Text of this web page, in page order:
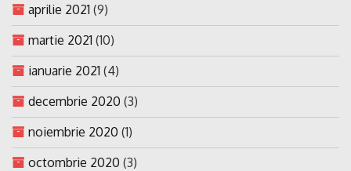
aprilie 2021 (9)
martie 2021 (10)
ianuarie 2021 (4)
decembrie 2020 (3)
noiembrie 2020 (1)
octombrie 2020 (3)